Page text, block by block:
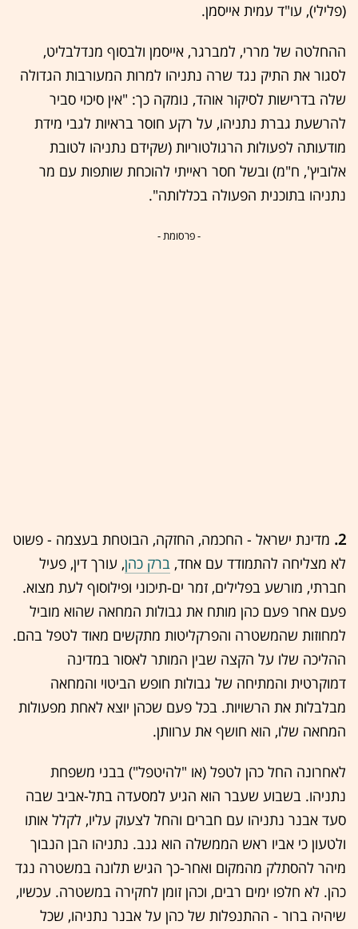
(פלילי), עו"ד עמית אייסמן.
ההחלטה של מררי, למברגר, אייסמן ולבסוף מנדלבליט,
לסגור את התיק נגד שרה נתניהו למרות המעורבות הגדולה
שלה בדרישות לסיקור אוהד, נומקה כך: "אין סיכוי סביר
להרשעת גברת נתניהו, על רקע חוסר בראיות לגבי מידת
מודעותה לפעולות הרגולטוריות (שקידם נתניהו לטובת
אלוביץ', ח"מ) ובשל חסר ראייתי להוכחת שותפות עם מר
נתניהו בתוכנית הפעולה בכללותה".
- פרסומת -
2. מדינת ישראל - החכמה, החזקה, הבוטחת בעצמה - פשוט
לא מצליחה להתמודד עם אחד, ברק כהן, עורך דין, פעיל
חברתי, מורשע בפלילים, זמר ים-תיכוני ופילוסוף לעת מצוא.
פעם אחר פעם כהן מותח את גבולות המחאה שהוא מוביל
למחוזות שהמשטרה והפרקליטות מתקשים מאוד לטפל בהם.
ההליכה שלו על הקצה שבין המותר לאסור במדינה
דמוקרטית והמתיחה של גבולות חופש הביטוי והמחאה
מבלבלות את הרשויות. בכל פעם שכהן יוצא לאחת מפעולות
המחאה שלו, הוא חושף את ערוותן.
לאחרונה החל כהן לטפל (או "להיטפל") בבני משפחת
נתניהו. בשבוע שעבר הוא הגיע למסעדה בתל-אביב שבה
סעד אבנר נתניהו עם חברים והחל לצעוק עליו, לקלל אותו
ולטעון כי אביו ראש הממשלה הוא גנב. נתניהו הבן הנבוך
מיהר להסתלק מהמקום ואחר-כך הגיש תלונה במשטרה נגד
כהן. לא חלפו ימים רבים, וכהן זומן לחקירה במשטרה. עכשיו,
שיהיה ברור - ההתנפלות של כהן על אבנר נתניהו, שכל